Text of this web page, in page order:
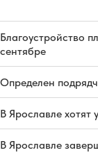
Благоустройство
сентябре
Определен
В Ярославле хотят
В Ярославле